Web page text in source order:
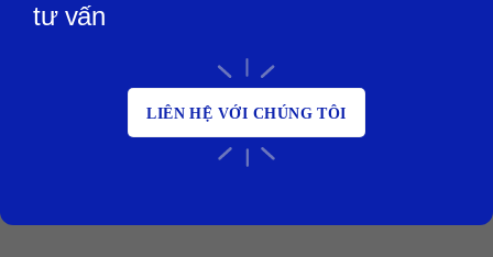
tư vấn
LIÊN HỆ VỚI CHÚNG TÔI